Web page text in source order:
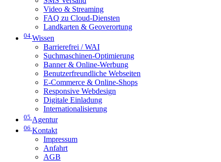
Video & Streaming
FAQ zu Cloud-Diensten
Landkarten & Geoverortung
04 Wissen
Barrierefrei / WAI
Suchmaschinen-Optimierung
Banner & Online-Werbung
Benutzerfreundliche Webseiten
E-Commerce & Online-Shops
Responsive Webdesign
Digitale Einladung
Internationalisierung
05 Agentur
06 Kontakt
Impressum
Anfahrt
AGB